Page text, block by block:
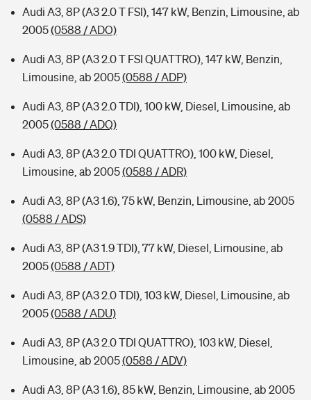
Audi A3, 8P (A3 2.0 T FSI), 147 kW, Benzin, Limousine, ab
2005(0588 / ADO)
Audi A3, 8P (A3 2.0 T FSI QUATTRO), 147 kW, Benzin,
Limousine, ab 2005(0588 / ADP)
Audi A3, 8P (A3 2.0 TDI), 100 kW, Diesel, Limousine, ab
2005(0588 / ADQ)
Audi A3, 8P (A3 2.0 TDI QUATTRO), 100 kW, Diesel,
Limousine, ab 2005(0588 / ADR)
Audi A3, 8P (A3 1.6), 75 kW, Benzin, Limousine, ab 2005
(0588 / ADS)
Audi A3, 8P (A3 1.9 TDI), 77 kW, Diesel, Limousine, ab
2005(0588 / ADT)
Audi A3, 8P (A3 2.0 TDI), 103 kW, Diesel, Limousine, ab
2005(0588 / ADU)
Audi A3, 8P (A3 2.0 TDI QUATTRO), 103 kW, Diesel,
Limousine, ab 2005(0588 / ADV)
Audi A3, 8P (A3 1.6), 85 kW, Benzin, Limousine, ab 2005